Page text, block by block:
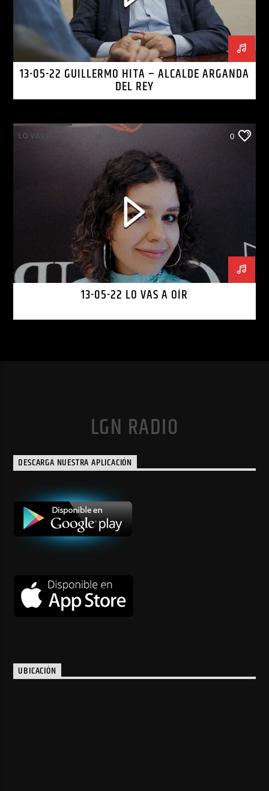
13-05-22 GUILLERMO HITA – ALCALDE ARGANDA
DEL REY
LO VAS A OIR 0
13-05-22 LO VAS A OÍR
LGN RADIO
DESCARGA NUESTRA APLICACIÓN
UBICACIÓN